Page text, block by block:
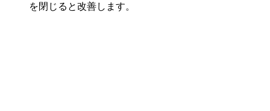
を閉じると改善します。